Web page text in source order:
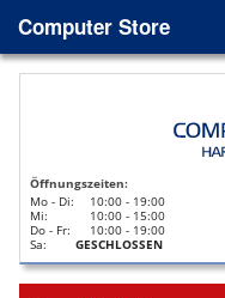
Computer Store
Home
Leasing
Datenrettung
Öffnungszeiten:
Mo - Di:
10:00 - 19:00
Mi:
10:00 - 15:00
Do - Fr:
10:00 - 19:00
Sa:
GESCHLOSSEN